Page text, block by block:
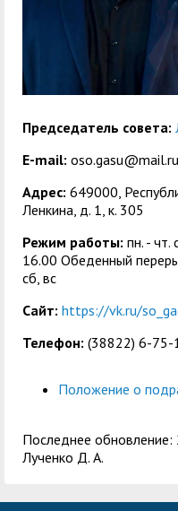
Международная
деятельность
Республиканская
профсоюзная
организация высшей
школы
Центр тестирования
иностранных граждан
по русскому языку
Центр русского языка
как иностранного
Образовательный
модуль «Обучение
Председатель совета:
E-mail: oso.gasu@mail.ru
Адрес: 649000,
Ленкина, д. 1, к. 305
Режим работы: пн. -
16.00 Обеденный
сб, вс
Сайт: https://vk.ru/
Телефон: (38822) 6-75-
Положение о
Последнее обновление:
Лученко Д. А.